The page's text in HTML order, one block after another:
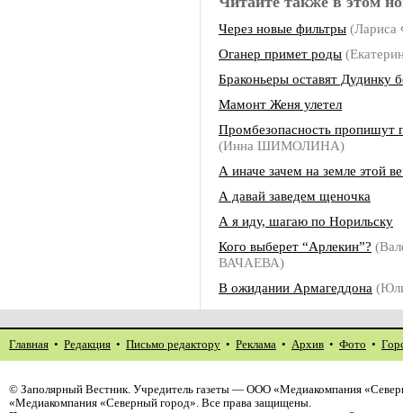
Через новые фильтры
Оганер примет роды
Браконьеры оставят Дудинку
Мамонт Женя улетел
Промбезопасность пропишут
(Инна ШИМОЛИНА)
А иначе зачем на земле этой
А давай заведем щеночка
А я иду, шагаю по Норильску
Кого выберет “Арлекин”?
ВАЧАЕВА)
В ожидании Армагеддона
Главная • Редакция • Письмо редактору • Реклама • Архив • Фото •
© Заполярный Вестник. Учредитель газеты — ООО «Медиакомпания
«Медиакомпания «Северный город». Все права защищены.